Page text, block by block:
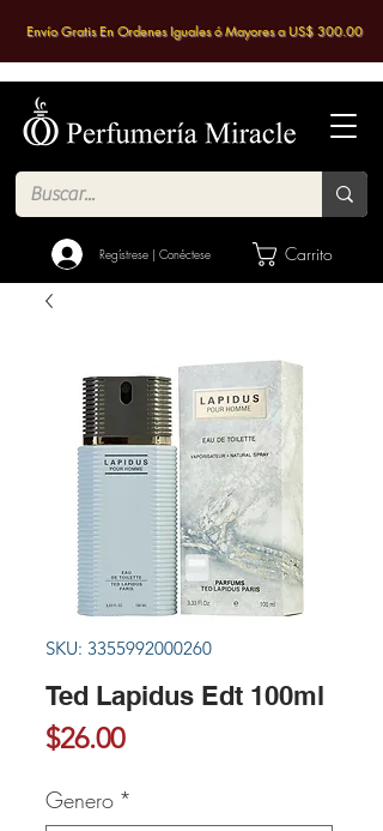
Regístrese | Conéctese Carrito
Envío Gratis En Ordenes Iguales ó Mayores a US$ 300.00
SKU: 3355992000260
Ted Lapidus Edt 100ml
$26.00Precio
Genero *